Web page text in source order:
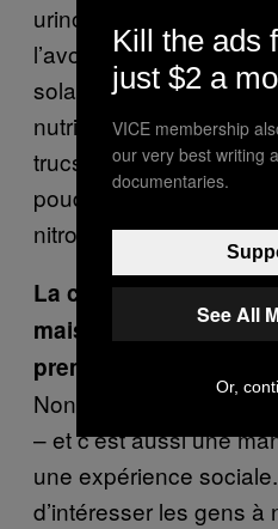
urinoirs de notre
l’avons chauffée en
solaire. On a alors pu
nutriments. On a
trucs qui restaient, on
poudre ou de cristal,
nitrogène, le
La changer en bière
mais ce n’est pas tout
première de cette
Non, la bière, c’est un
– et c’est aussi une
une expérience
d’intéresser les gens à
Kill the ads
just $2 a
VICE membership
our very best writing
documentaries.
See All
Or,